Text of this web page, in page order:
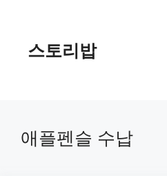
스토리밥
애플펜슬 수납